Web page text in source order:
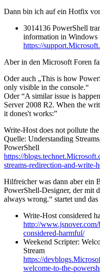
Dann bin ich auf ein Hotfix
3014136 PowerShell
information in Windows
https://
Aber in den Microsoft Foren
Oder auch „This is how
only visible in the console.“
Oder “A similar issue is
Server 2008 R2. When the
it dones't works:”
Write-Host does not pollute
Quelle: Understanding
PowerShell
https://
streams-redirection-and-write-
Hilfreicher was dann aber ein
PowerShell-Designer, der mit
always wrong.“ startet und
Write-Host considered
http://
considered-harmful/
Weekend Scripter:
Stream
https://
welcome-to-the-